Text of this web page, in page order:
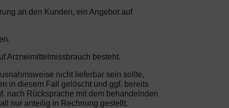
an den Kunden, ein Angebot auf
Arzneimittelmissbrauch besteht.
nicht lieferbar sein sollte,
in diesem Fall gelöscht und ggf. bereits
nach Rücksprache mit dem behandelnden
nur anteilig in Rechnung gestellt.